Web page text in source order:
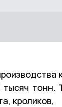
тонн.
кроликов,